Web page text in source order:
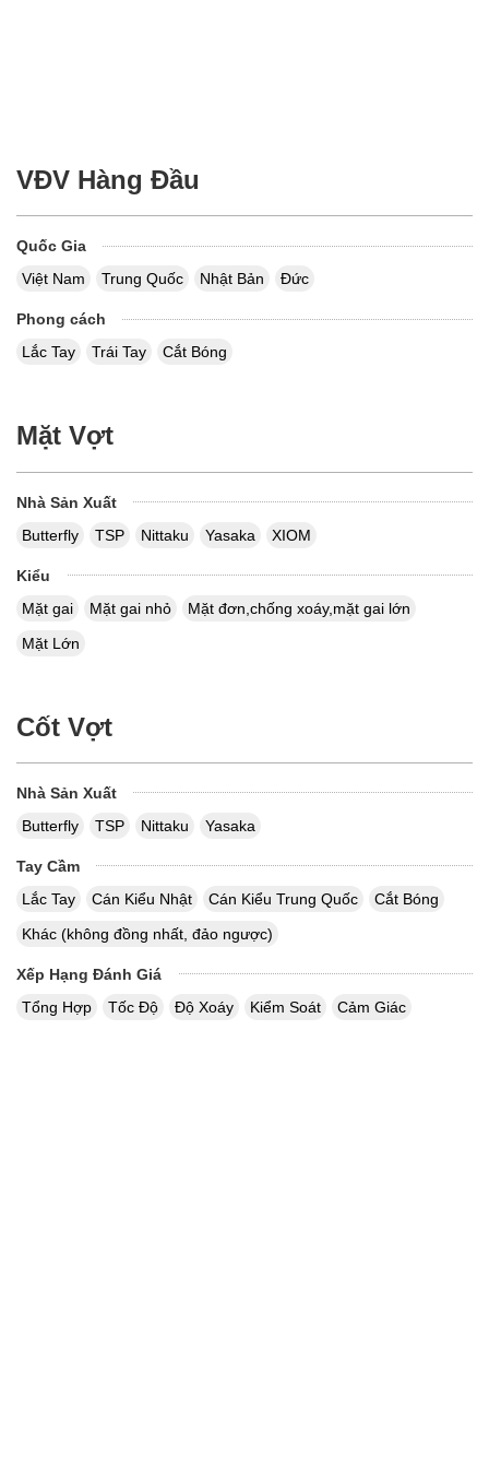
VĐV Hàng Đầu
Quốc Gia
Việt Nam
Trung Quốc Nhật Bản Đức
Phong cách
Lắc Tay
Trái Tay Cắt Bóng
Mặt Vợt
Nhà Sản Xuất
Butterfly
TSP Nittaku Yasaka XIOM
Kiểu
Mặt gai
Mặt gai nhỏ
Mặt đơn,chống xoáy,mặt gai lớn
Mặt Lớn
Cốt Vợt
Nhà Sản Xuất
Butterfly
TSP Nittaku Yasaka
Tay Cầm
Lắc Tay
Cán Kiểu Nhật Cán Kiểu Trung Quốc
Cắt Bóng
Khác (không đồng nhất, đảo ngược)
Xếp Hạng Đánh Giá
Tổng Hợp
Tốc Độ Độ Xoáy Kiểm Soát Cảm Giác